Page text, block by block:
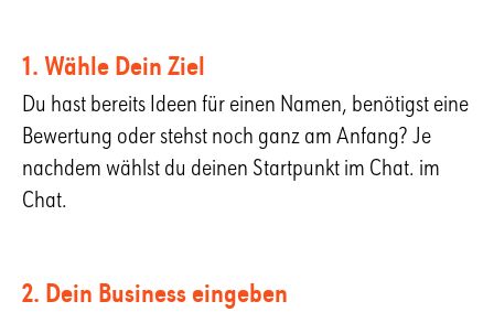
1. Wähle Dein Ziel
Du hast bereits Ideen für einen Namen, benötigst eine
Bewertung oder stehst noch ganz am Anfang? Je
nachdem wählst du deinen Startpunkt im Chat. im
Chat.
2. Dein Business eingeben